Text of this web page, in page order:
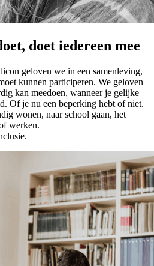
doet iedereen mee
geloven we in een samenleving,
kunnen participeren. We geloven
kan meedoen, wanneer je gelijke
Of je nu een beperking hebt of niet.
wonen, naar school gaan, het
werken.